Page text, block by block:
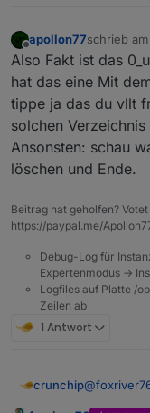
Offline
apollon77schrieb am
zuletzt
Also Fakt ist das
hat das eine Mit
tippe ja das du vllt
solchen
Ansonsten: schau
löschen und Ende.
Beitrag hat geholfen?
https://paypal.me/
Debug-Log für
Expertenmodus ->
Logfiles auf Platte /
Zeilen ab
1 Antwort
crunchip@